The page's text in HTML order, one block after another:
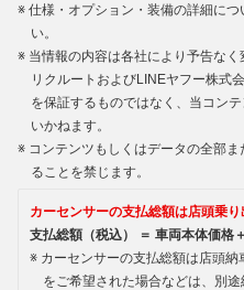
仕様・オプション・装備の詳細に
い。
当情報の内容は各社により予告な
リクルートおよびLINEヤフー株式
を保証するものではなく、当コン
いかねます。
コンテンツもしくはデータの全部
ることを禁じます。
カーセンサーの支払総額は店頭乗
支払総額（税込） ＝ 車両本体価格
カーセンサーの支払総額は店頭
をご希望された場合などは、別